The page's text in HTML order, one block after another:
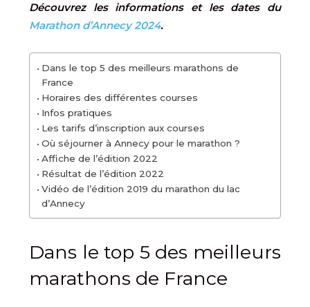
Découvrez les informations et les dates du
Marathon d’Annecy 2024.
Dans le top 5 des meilleurs marathons de
France
Horaires des différentes courses
Infos pratiques
Les tarifs d’inscription aux courses
Où séjourner à Annecy pour le marathon ?
Affiche de l’édition 2022
Résultat de l’édition 2022
Vidéo de l’édition 2019 du marathon du lac
d’Annecy
Dans le top 5 des meilleurs
marathons de France